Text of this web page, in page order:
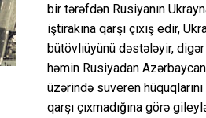
bir tərəfdən Rusiyanın
iştirakına qarşı çıxış edir,
bütövlıüyünü dəstələyir,
həmin Rusiyadan
üzərində suveren
qarşı çıxmadığına görə